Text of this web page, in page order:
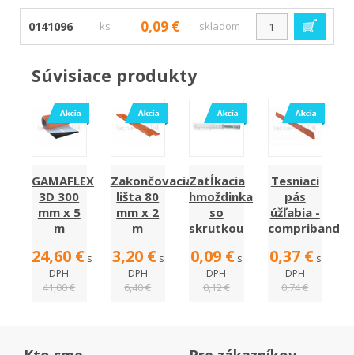
0141096 ks 0,09 € skladom
Súvisiace produkty
GAMAFLEX
3D 300
mm x 5
m
24,60 € s
DPH
41,00 €
Zakončovacia
lišta 80
mm x 2
m
3,20 € s
DPH
6,40 €
Zatĺkacia
hmoždinka
so
skrutkou
0,09 € s
DPH
0,12 €
Tesniaci
pás
úžľabia -
compriband
0,37 € s
DPH
0,74 €